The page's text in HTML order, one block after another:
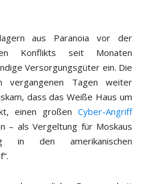
aus Paranoia vor der
Konflikts seit Monaten
Versorgungsgüter ein. Die
vergangenen Tagen weiter
dass das Weiße Haus um
einen großen Cyber-Angriff
– als Vergeltung für Moskaus
in den amerikanischen